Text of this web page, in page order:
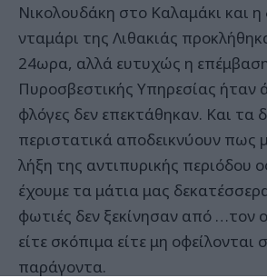
Νικολουδάκη στο Καλαμάκι και
νταμάρι της Λιθακιάς
24ωρα, αλλά ευτυχώς η
Πυροσβεστικής Υπηρεσίας ήταν
φλόγες δεν επεκτάθηκαν. Και τα
περιστατικά αποδεικνύουν πως
λήξη της αντιπυρικής περιόδου
έχουμε τα μάτια μας
φωτιές δεν ξεκίνησαν από …τον
είτε σκόπιμα είτε μη
παράγοντα.